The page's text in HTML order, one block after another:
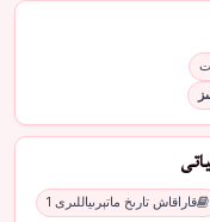
قاراقاش تارىخ ماتېرىياللىرى 1